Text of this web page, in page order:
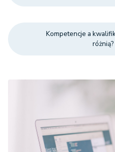
Kompetencje a
różnią?